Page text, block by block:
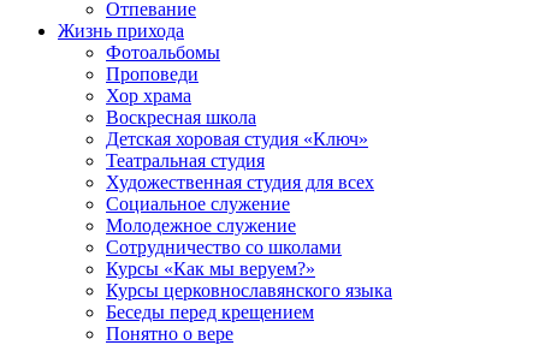
Отпевание
Жизнь прихода
Фотоальбомы
Проповеди
Хор храма
Воскресная школа
Детская хоровая студия «Ключ»
Театральная студия
Х​удожественная студия для всех
Социальное служение
Молодежное служение
Сотрудничество со школами
Курсы «Как мы веруем?»
Курсы церковнославянского языка
Беседы перед крещением
Понятно о вере